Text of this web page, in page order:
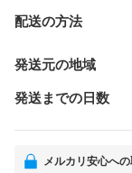
配送の方法
発送元の地域
発送までの日数
メルカリ安心へ